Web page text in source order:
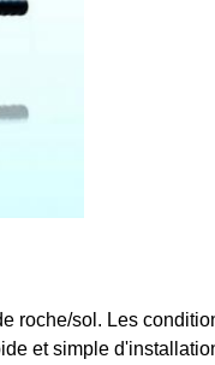
roche/sol. Les
et simple